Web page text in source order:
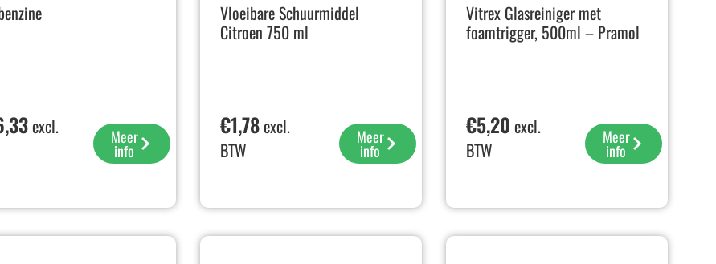
excl.
Meer
info
Vloeibare Schuurmiddel
Citroen 750 ml
€1,78excl.
BTW
Meer
info
Vitrex Glasreiniger met
foamtrigger, 500ml – Pramol
€5,20 excl.
BTW
Meer
info